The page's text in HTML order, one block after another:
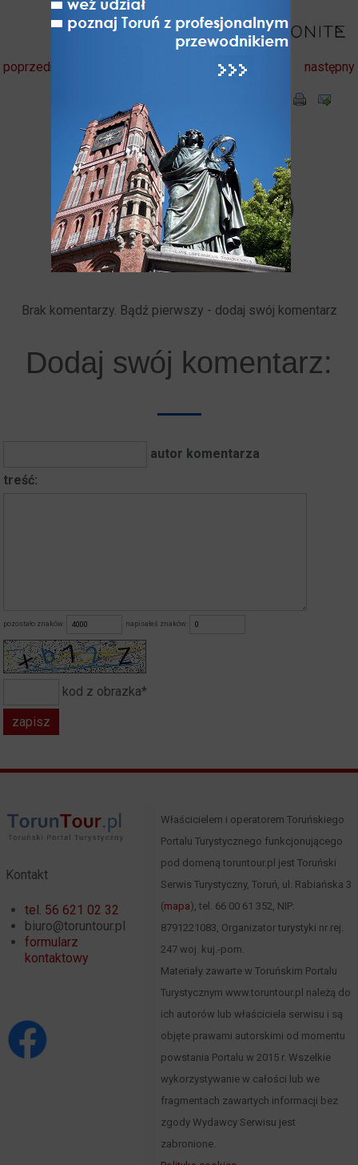
poprzedni następny
Komentarze
użytkowników (0)
Brak komentarzy. Bądź pierwszy - dodaj swój komentarz
Dodaj swój komentarz:
autor komentarza
treść:
pozostało znaków: napisałeś znaków:
kod z obrazka*
Kontakt
tel. 56 621 02 32
biuro@toruntour.pl
formularz
kontaktowy
Właścicielem i operatorem Toruńskiego
Portalu Turystycznego funkcjonującego
pod domeną toruntour.pl jest Toruński
Serwis Turystyczny, Toruń, ul. Rabiańska 3
(mapa), tel. 66 00 61 352, NIP:
8791221083, Organizator turystyki nr rej.
247 woj. kuj.-pom.
Materiały zawarte w Toruńskim Portalu
Turystycznym www.toruntour.pl należą do
ich autorów lub właściciela serwisu i są
objęte prawami autorskimi od momentu
powstania Portalu w 2015 r. Wszelkie
wykorzystywanie w całości lub we
fragmentach zawartych informacji bez
zgody Wydawcy Serwisu jest
zabronione.